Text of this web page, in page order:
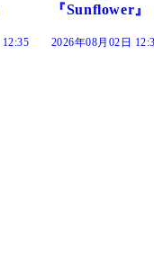
』
12:30
だまり』
2026年08月02日